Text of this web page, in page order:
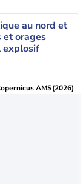
au nord et
et orages
explosif
AMS(2026)